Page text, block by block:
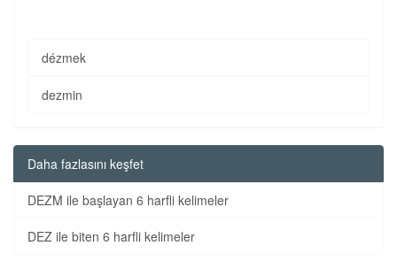
dézmek
dezmin
Daha fazlasını keşfet
DEZM ile başlayan 6 harfli kelimeler
DEZ ile biten 6 harfli kelimeler